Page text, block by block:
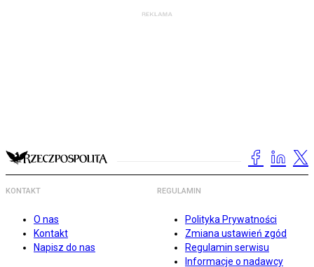
KONTAKT
O nas
Kontakt
Napisz do nas
REGULAMIN
Polityka Prywatności
Zmiana ustawień zgód
Regulamin serwisu
Informacje o nadawcy